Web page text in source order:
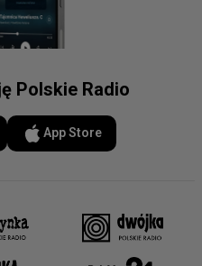
Polskie Radio
App Store